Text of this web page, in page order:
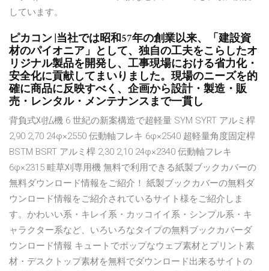
しています。
ピカコン |当社では昭和57年の創業以来、「建設資
材のパイオニア」として、独自の工夫をこらしたオ
リジナル製品を開発し、工事現場における省力化・
安全化に貢献してまいりました。現場のニーズを的
確に商品に反映すべく、企画から設計・製造・販
売・レンタル・メンテナンスまで一貫し
背負式刈払機 6 世紀の新案構造で超軽量 SYM SYRT アルミ桿
2,90 2,70 24φ×2550 伝動軸フレキ 6φ×2540 超軽量角度固定桿
BSTM BSRT アルミ桿 2,30 2,10 24φ×2340 伝動軸フレキ
6φ×2315 畦草刈専用機 無料で利用できる紙製ブックカバーの
無料ダウンロード情報をご紹介！ 紙製ブックカバーの無料ダ
ウンロード情報をご紹介されているサイト様をご紹介しま
す。かわいい系・キレイ系・カッコイイ系・シンプル系・キ
ャラクター系など、いろいろなタイプの無料ブックカバーダ
ウンロード情報 キュートでポップなウェブ素材とプリント素
材・デスクトップ素材を無料でダウンロード出来るサイトの